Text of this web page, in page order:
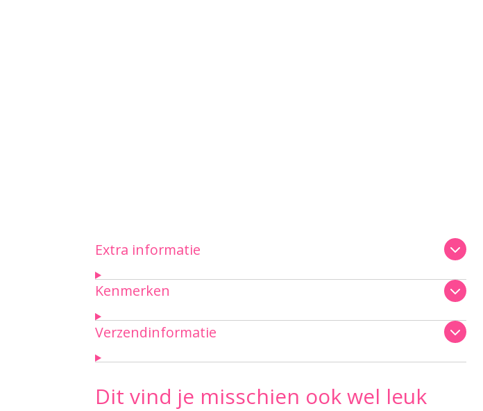
Extra informatie
Kenmerken
Verzendinformatie
Dit vind je misschien ook wel leuk